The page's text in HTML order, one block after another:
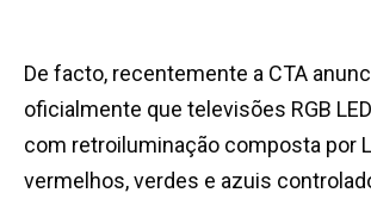
De facto, recentemente a CTA
oficialmente que televisões RGB
com retroiluminação composta por
vermelhos, verdes e azuis